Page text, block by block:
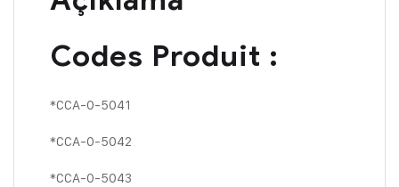
Codes Produit :
*CCA-0-5041
*CCA-0-5042
*CCA-0-5043